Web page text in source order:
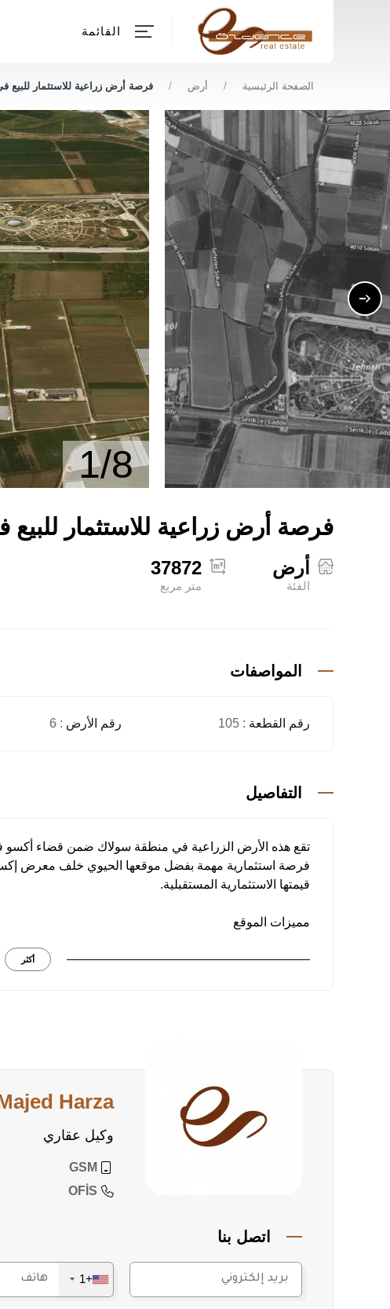
القائمة
الصفحة الرئيسية / أرض / فرصة أرض زراعية للاستثمار للبيع في
1/8
فرصة أرض زراعية للاستثمار للبيع في
أرض
الفئة
37872
متر مربع
المواصفات
رقم القطعة : 105 رقم الأرض : 6
التفاصيل
فرصة استثمارية مهمة بفضل موقعها الحيوي خلف معرض
قيمتها الاستثمارية المستقبلية.
مميزات الموقع
• بيئة مناسبة للاستثمار طويل الأجل
• تقع في منطقة تشهد نموًا متسارعًا
القيمة الاستثمارية
تمثل هذه الأرض خيارًا استراتيجيًا للمستثمرين الذين
استمرار مشاريع التطوير العمراني في أكسو.
أكثر
Harza
وكيل عقاري
GSM
OFİS
اتصل بنا
+1